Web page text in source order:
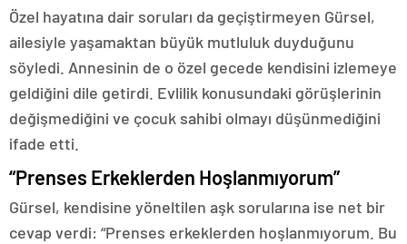
Özel hayatına dair soruları da geçiştirmeyen Gürsel,
ailesiyle yaşamaktan büyük mutluluk duyduğunu
söyledi. Annesinin de o özel gecede kendisini izlemeye
geldiğini dile getirdi. Evlilik konusundaki görüşlerinin
değişmediğini ve çocuk sahibi olmayı düşünmediğini
ifade etti.
“Prenses Erkeklerden Hoşlanmıyorum”
Gürsel, kendisine yöneltilen aşk sorularına ise net bir
cevap verdi: “Prenses erkeklerden hoşlanmıyorum. Bu